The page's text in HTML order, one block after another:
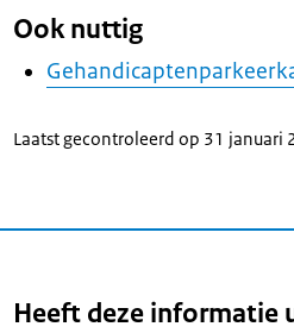
Ook nuttig
Laatst gecontroleerd op 31 januari
Heeft deze informatie